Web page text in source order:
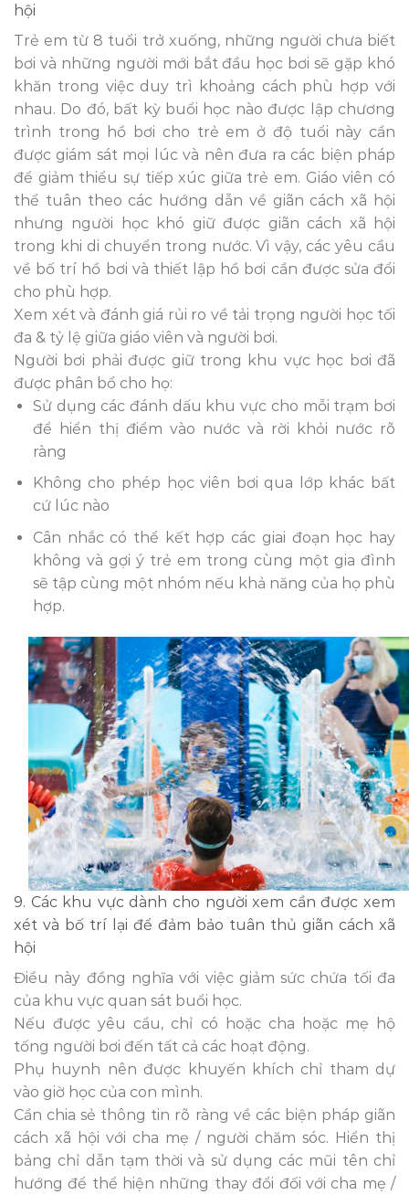
hội
Trẻ em từ 8 tuổi trở xuống, những người chưa biết
bơi và những người mới bắt đầu học bơi sẽ gặp khó
khăn trong việc duy trì khoảng cách phù hợp với
nhau. Do đó, bất kỳ buổi học nào được lập chương
trình trong hồ bơi cho trẻ em ở độ tuổi này cần
được giám sát mọi lúc và nên đưa ra các biện pháp
để giảm thiểu sự tiếp xúc giữa trẻ em. Giáo viên có
thể tuân theo các hướng dẫn về giãn cách xã hội
nhưng người học khó giữ được giãn cách xã hội
trong khi di chuyển trong nước. Vì vậy, các yêu cầu
về bố trí hồ bơi và thiết lập hồ bơi cần được sửa đổi
cho phù hợp.
Xem xét và đánh giá rủi ro về tải trọng người học tối
đa & tỷ lệ giữa giáo viên và người bơi.
Người bơi phải được giữ trong khu vực học bơi đã
được phân bổ cho họ:
Sử dụng các đánh dấu khu vực cho mỗi trạm bơi
để hiển thị điểm vào nước và rời khỏi nước rõ
ràng
Không cho phép học viên bơi qua lớp khác bất
cứ lúc nào
Cân nhắc có thể kết hợp các giai đoạn học hay
không và gợi ý trẻ em trong cùng một gia đình
sẽ tập cùng một nhóm nếu khả năng của họ phù
hợp.
9. Các khu vực dành cho người xem cần được xem
xét và bố trí lại để đảm bảo tuân thủ giãn cách xã
hội
Điều này đồng nghĩa với việc giảm sức chứa tối đa
của khu vực quan sát buổi học.
Nếu được yêu cầu, chỉ có hoặc cha hoặc mẹ hộ
tống người bơi đến tất cả các hoạt động.
Phụ huynh nên được khuyến khích chỉ tham dự
vào giờ học của con mình.
Cần chia sẻ thông tin rõ ràng về các biện pháp giãn
cách xã hội với cha mẹ / người chăm sóc. Hiển thị
bảng chỉ dẫn tạm thời và sử dụng các mũi tên chỉ
hướng để thể hiện những thay đổi đối với cha mẹ /